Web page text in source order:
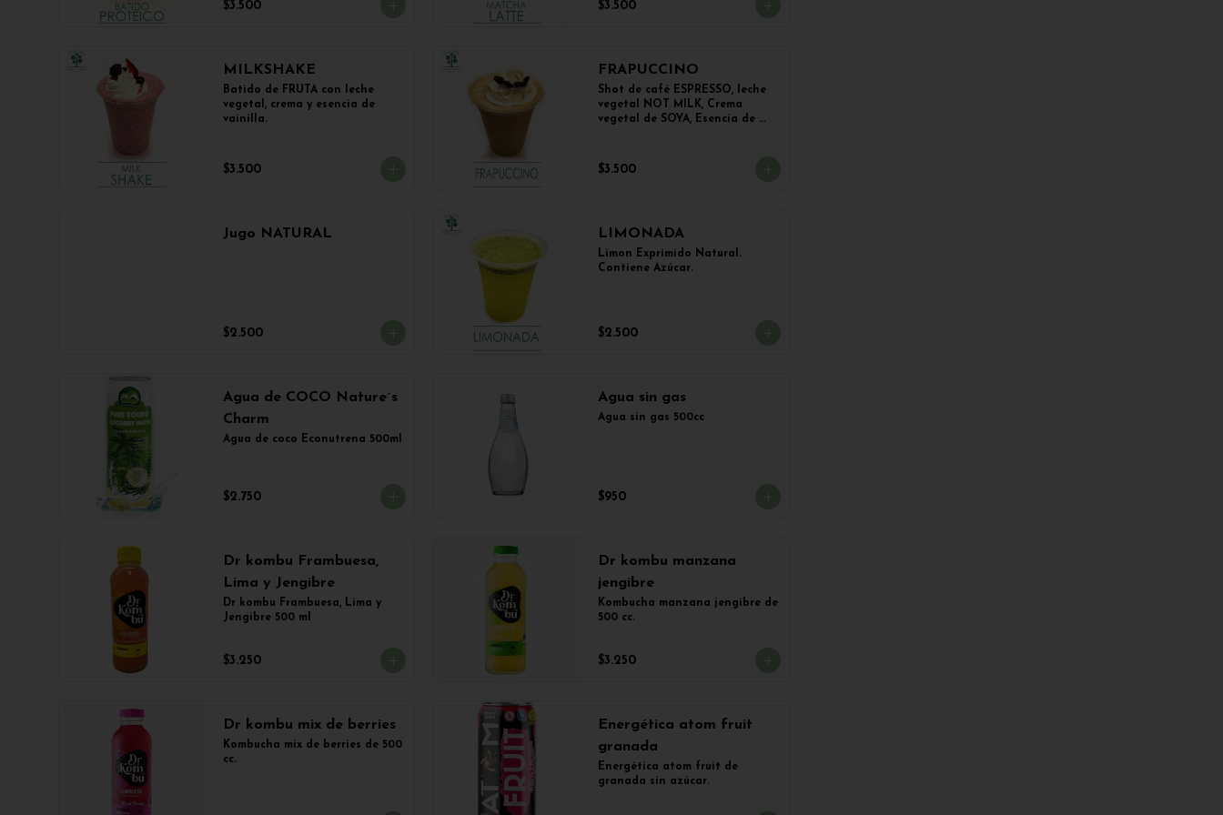
$3.500 $3.500
MILKSHAKE
Batido de FRUTA con leche
vegetal, crema y esencia de
vainilla.
$3.500
FRAPUCCINO
Shot de café ESPRESSO, leche
vegetal NOT MILK, Crema
vegetal de SOYA, Esencia de
$3.500
Jugo NATURAL
$2.500
LIMONADA
Limon Exprimido Natural.
Contiene Azúcar.
$2.500
Agua de COCO Nature´s
Charm
Agua de coco Econutrena 500ml
$2.750
Agua sin gas
Agua sin gas 500cc
$950
Dr kombu Frambuesa,
Lima y Jengibre
Dr kombu Frambuesa, Lima y
Jengibre 500 ml
$3.250
Dr kombu manzana
jengibre
Kombucha manzana jengibre de
500 cc.
$3.250
Dr kombu mix de berries
Kombucha mix de berries de 500
cc.
Energética atom fruit
granada
Energética atom fruit de
granada sin azúcar.